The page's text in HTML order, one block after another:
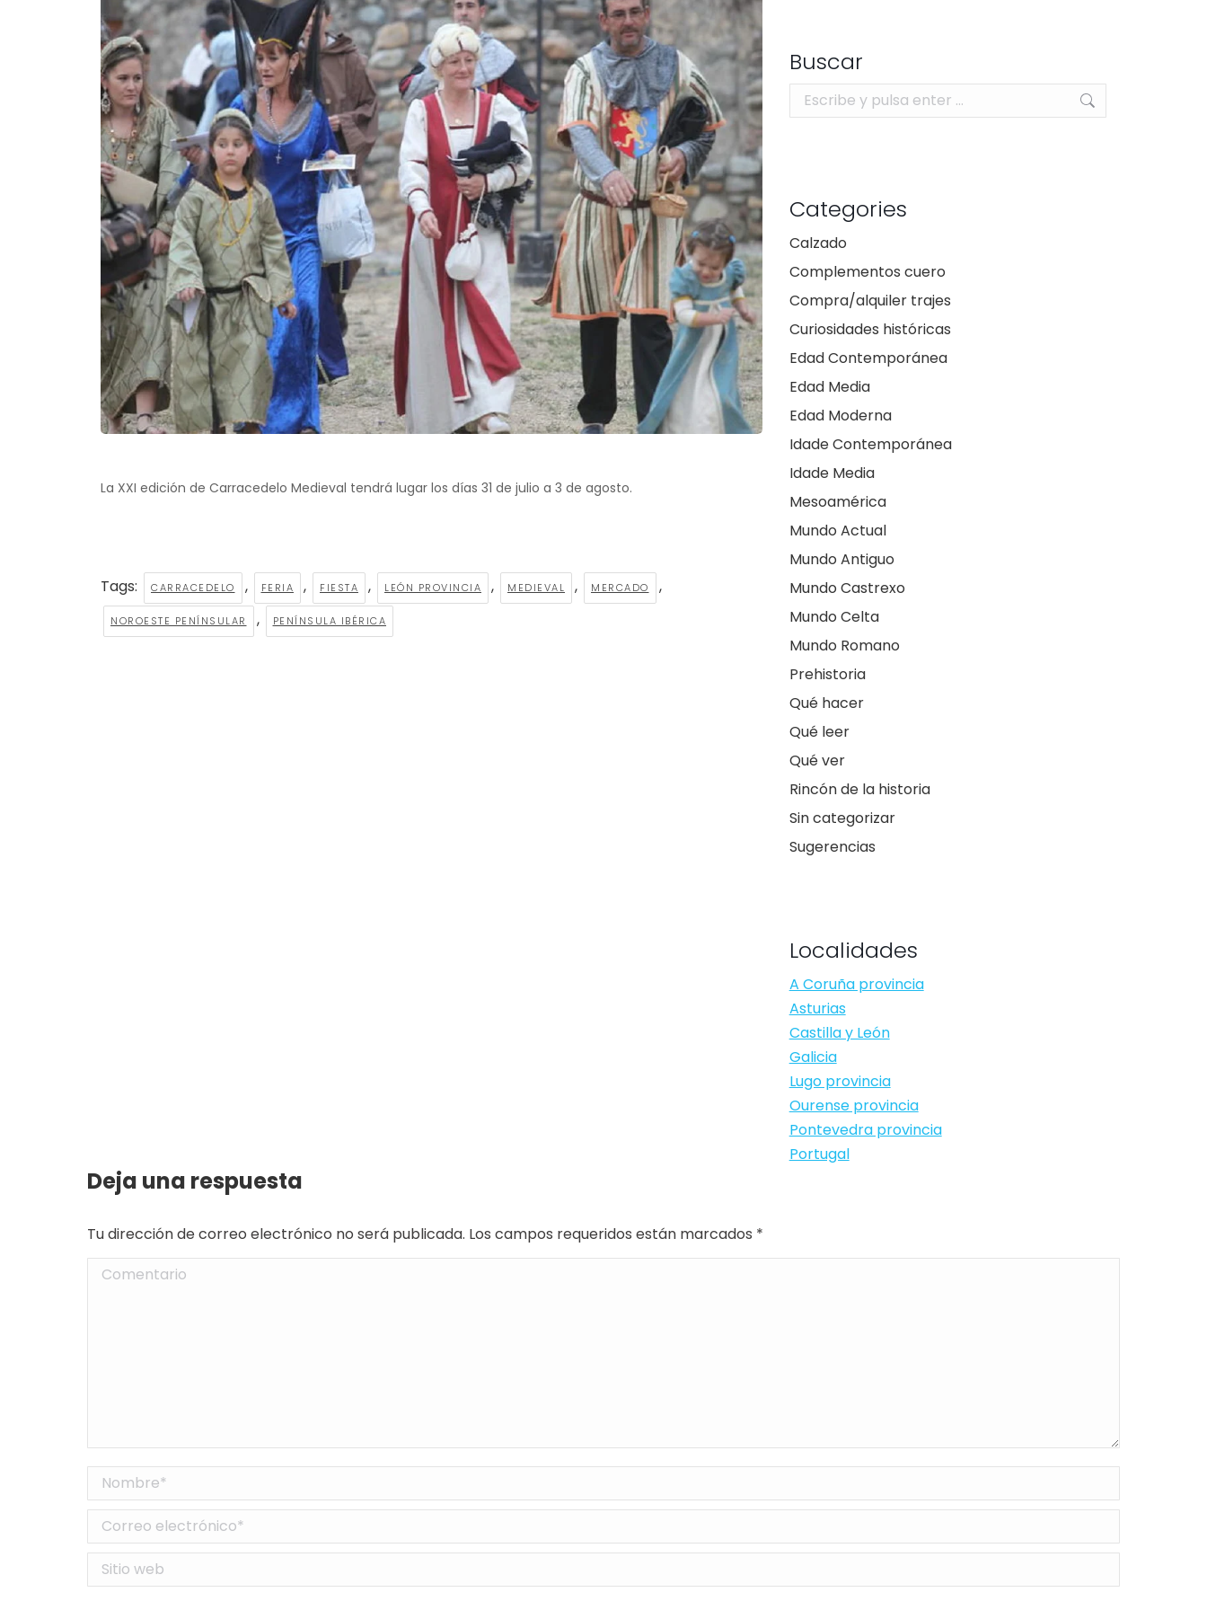
La XXI edición de Carracedelo Medieval tendrá lugar los días 31 de julio a 3 de agosto.
Tags: CARRACEDELO , FERIA , FIESTA , LEÓN PROVINCIA , MEDIEVAL , MERCADO ,
NOROESTE PENÍNSULAR , PENÍNSULA IBÉRICA
Buscar
Buscar:
Categories
Calzado
Complementos cuero
Compra/alquiler trajes
Curiosidades históricas
Edad Contemporánea
Edad Media
Edad Moderna
Idade Contemporánea
Idade Media
Mesoamérica
Mundo Actual
Mundo Antiguo
Mundo Castrexo
Mundo Celta
Mundo Romano
Prehistoria
Qué hacer
Qué leer
Qué ver
Rincón de la historia
Sin categorizar
Sugerencias
Localidades
A Coruña provincia
Asturias
Castilla y León
Galicia
Lugo provincia
Ourense provincia
Pontevedra provincia
Portugal
Deja una respuesta
Tu dirección de correo electrónico no será publicada. Los campos requeridos están marcados *
Comentario
Nombre *
Correo electrónico *
Sitio web